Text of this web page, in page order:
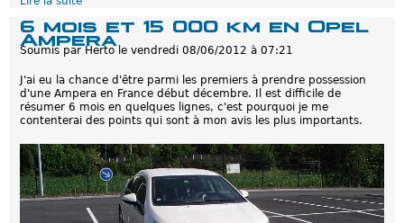
B
M
W
3
a
v
e
R
E
x
:
6 mois et 15 000 km en Opel
Ampera
Soumis parHertole vendredi 08/06/2012 à 07:21
J'ai eu la chance d'être parmi les premiers à prendre possession
d'une Ampera en France début décembre. Il est difficile de
résumer 6 mois en quelques lignes, c'est pourquoi je me
contenterai des points qui sont à mon avis les plus importants.